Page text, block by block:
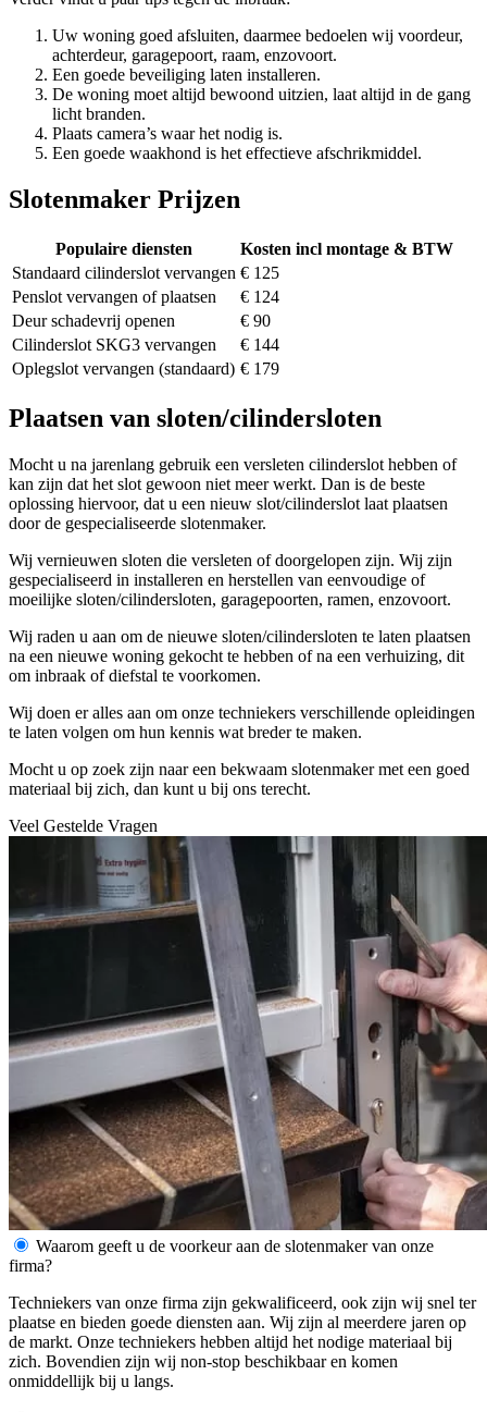
Uw woning goed afsluiten, daarmee bedoelen wij voordeur,
achterdeur, garagepoort, raam, enzovoort.
Een goede beveiliging laten installeren.
De woning moet altijd bewoond uitzien, laat altijd in de gang
licht branden.
Plaats camera’s waar het nodig is.
Een goede waakhond is het effectieve afschrikmiddel.
Slotenmaker Prijzen
Populaire diensten
Kosten incl montage & BTW
Standaard cilinderslot vervangen € 125
Penslot vervangen of plaatsen
€ 124
Deur schadevrij openen
€ 90
Cilinderslot SKG3 vervangen
€ 144
Oplegslot vervangen (standaard) € 179
Plaatsen van sloten/cilindersloten
Mocht u na jarenlang gebruik een versleten cilinderslot hebben of
kan zijn dat het slot gewoon niet meer werkt. Dan is de beste
oplossing hiervoor, dat u een nieuw slot/cilinderslot laat plaatsen
door de gespecialiseerde slotenmaker.
Wij vernieuwen sloten die versleten of doorgelopen zijn. Wij zijn
gespecialiseerd in installeren en herstellen van eenvoudige of
moeilijke sloten/cilindersloten, garagepoorten, ramen, enzovoort.
Wij raden u aan om de nieuwe sloten/cilindersloten te laten plaatsen
na een nieuwe woning gekocht te hebben of na een verhuizing, dit
om inbraak of diefstal te voorkomen.
Wij doen er alles aan om onze techniekers verschillende opleidingen
te laten volgen om hun kennis wat breder te maken.
Mocht u op zoek zijn naar een bekwaam slotenmaker met een goed
materiaal bij zich, dan kunt u bij ons terecht.
Veel Gestelde Vragen
Waarom geeft u de voorkeur aan de slotenmaker van onze
firma?
Techniekers van onze firma zijn gekwalificeerd, ook zijn wij snel ter
plaatse en bieden goede diensten aan. Wij zijn al meerdere jaren op
de markt. Onze techniekers hebben altijd het nodige materiaal bij
zich. Bovendien zijn wij non-stop beschikbaar en komen
onmiddellijk bij u langs.